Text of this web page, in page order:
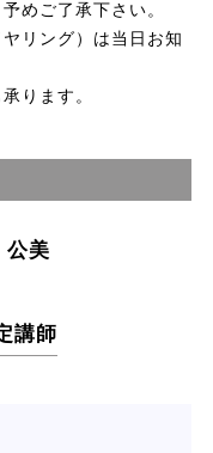
めご了承下さい。
リング）は当日お知
ります。
美
講師